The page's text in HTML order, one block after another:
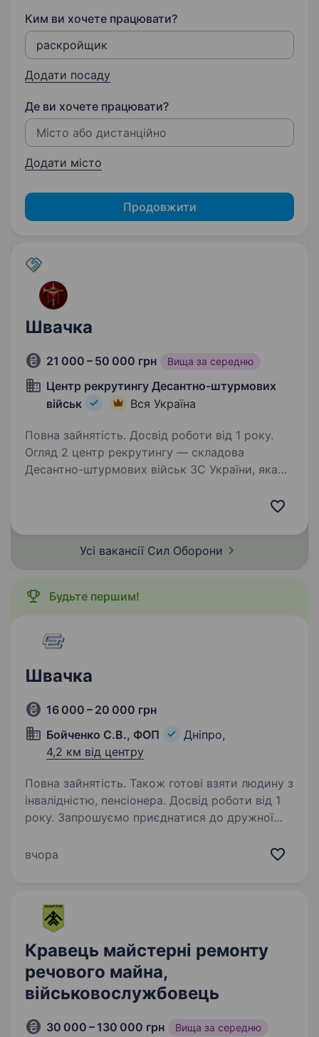
Ким ви хочете працювати?
Додати посаду
Де ви хочете працювати?
Додати місто
Продовжити
Швачка
21 000 – 50 000 грн Вища за середню
Центр рекрутингу Десантно-штурмових
військ
Вся Україна
Повна зайнятість. Досвід роботи від 1 року.
Огляд 2 центр рекрутингу — складова
Десантно-штурмових військ ЗС України, яка
підрозділів ДШВ. Наша команда складається
службу в різних…
Усі вакансії Сил Оборони
Будьте першим!
Швачка
16 000 – 20 000 грн
Бойченко С.В., ФОП
Дніпро,
4,2 км від центру
Повна зайнятість. Також готові взяти людину з
інвалідністю, пенсіонера. Досвід роботи від 1
року. Запрошуємо приєднатися до дружної
підприємства у сфері рекламно-сувенірної
зайнятості: повна зайнятість…
вчора
Кравець майстерні ремонту
речового майна,
військовослужбовець
30 000 – 130 000 грн Вища за середню